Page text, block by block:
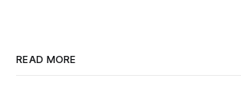
READ MORE